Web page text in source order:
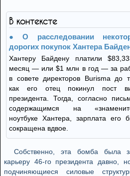
В контексте
О расследовании
дорогих покупок Хантера
Хантеру Байдену платили
месяц — или $1 млн в год — за
в совете директоров Burisma до
как его отец покинул пост
президента. Тогда, согласно
содержащимся на
ноутбуке Хантера, зарплата его
сокращена вдвое.
Собственно, эта бомба была
карьеру 46-го президента давно,
подчиняющиеся силовые